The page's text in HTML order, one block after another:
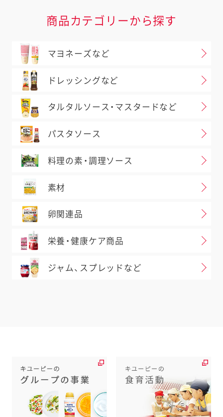
商品カテゴリーから探す
マヨネーズなど
ドレッシングなど
タルタルソース・マスタードなど
パスタソース
料理の素・調理ソース
素材
卵関連品
栄養・健康ケア商品
ジャム、スプレッドなど